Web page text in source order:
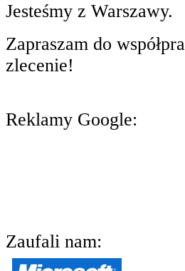
Jesteśmy z Warszawy.
Zapraszam do
zlecenie!
Reklamy Google:
Zaufali nam: